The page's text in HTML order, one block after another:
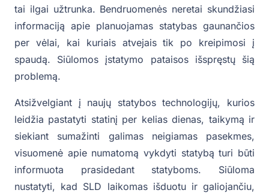
tai ilgai užtrunka. Bendruomenės neretai skundžiasi
informaciją apie planuojamas statybas gaunančios
per vėlai, kai kuriais atvejais tik po kreipimosi į
spaudą. Siūlomos įstatymo pataisos išspręstų šią
problemą.
Atsižvelgiant į naujų statybos technologijų, kurios
leidžia pastatyti statinį per kelias dienas, taikymą ir
siekiant sumažinti galimas neigiamas pasekmes,
visuomenė apie numatomą vykdyti statybą turi būti
informuota prasidedant statyboms. Siūloma
nustatyti, kad SLD laikomas išduotu ir galiojančiu,